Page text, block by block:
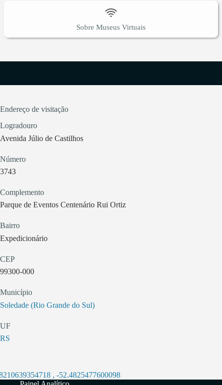
Sobre Museus Virtuais
Endereço de visitação
Logradouro
Avenida Júlio de Castilhos
Número
3743
Complemento
Parque de Eventos Centenário Rui Ortiz
Bairro
Expedicionário
CEP
99300-000
Município
Soledade (Rio Grande do Sul)
UF
RS
, -52.4825477600098